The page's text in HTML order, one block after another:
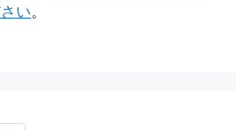
い。